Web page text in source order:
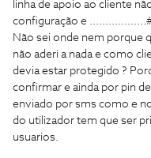
linha de apoio ao cliente
configuração e
Não sei onde nem porque
não aderi a nada e como
devia estar protegido ?
confirmar e ainda por pin
enviado por sms como e
do utilizador tem que ser
usuarios.